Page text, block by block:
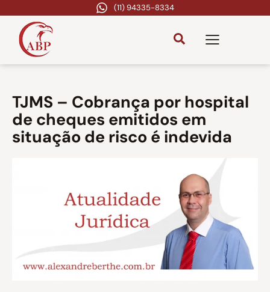
(11) 94335-8334
TJMS – Cobrança por hospital
de cheques emitidos em
situação de risco é indevida